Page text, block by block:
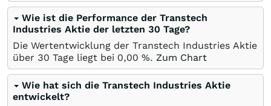
Wie ist die Performance der Transtech
Industries Aktie der letzten 30 Tage?
Die Wertentwicklung der Transtech Industries Aktie
über 30 Tage liegt bei 0,00 %. Zum Chart
Wie hat sich die Transtech Industries Aktie
entwickelt?